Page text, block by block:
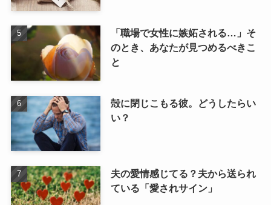
「職場で女性に嫉妬される…」そ
のとき、あなたが見つめるべきこ
と
殻に閉じこもる彼。どうしたらい
い？
夫の愛情感じてる？夫から送られ
ている「愛されサイン」